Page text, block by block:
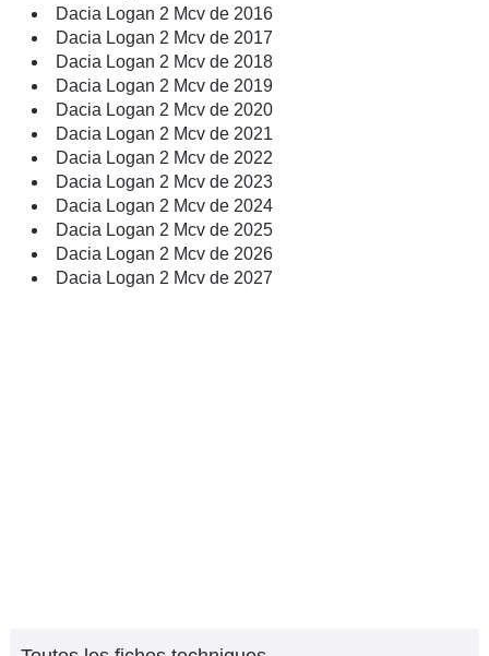
Dacia Logan 2 Mcv de 2016
Dacia Logan 2 Mcv de 2017
Dacia Logan 2 Mcv de 2018
Dacia Logan 2 Mcv de 2019
Dacia Logan 2 Mcv de 2020
Dacia Logan 2 Mcv de 2021
Dacia Logan 2 Mcv de 2022
Dacia Logan 2 Mcv de 2023
Dacia Logan 2 Mcv de 2024
Dacia Logan 2 Mcv de 2025
Dacia Logan 2 Mcv de 2026
Dacia Logan 2 Mcv de 2027